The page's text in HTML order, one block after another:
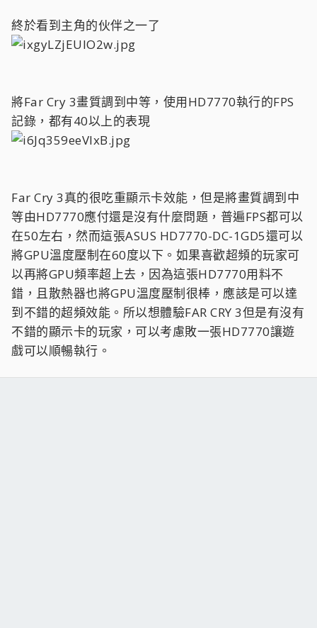
終於看到主角的伙伴之一了
將Far Cry 3畫質調到中等，使用HD7770執行的FPS
記錄，都有40以上的表現
Far Cry 3真的很吃重顯示卡效能，但是將畫質調到中
等由HD7770應付還是沒有什麼問題，普遍FPS都可以
在50左右，然而這張ASUS HD7770-DC-1GD5還可以
將GPU溫度壓制在60度以下。如果喜歡超頻的玩家可
以再將GPU頻率超上去，因為這張HD7770用料不
錯，且散熱器也將GPU溫度壓制很棒，應該是可以達
到不錯的超頻效能。所以想體驗FAR CRY 3但是有沒有
不錯的顯示卡的玩家，可以考慮敗一張HD7770讓遊
戲可以順暢執行。